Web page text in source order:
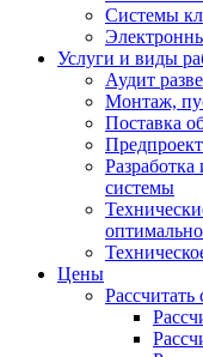
Системы
Услуги и виды
Аудит
Монтаж,
Поставка
системы
Цены
Рассчитать